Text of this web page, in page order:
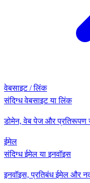
वेबसाइट / लिंक
संदिग्ध वेबसाइट या लिंक
डोमेन, वेब पेज और प्रतिरूपण
ईमेल
संदिग्ध ईमेल या इनवॉइस
इनवॉइस, प्रतिबंध ईमेल और